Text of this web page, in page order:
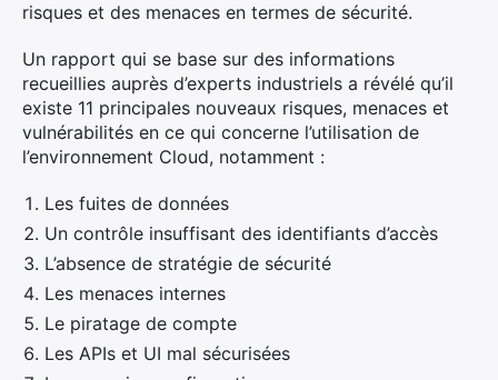
risques et des menaces en termes de sécurité.
Un rapport qui se base sur des informations
recueillies auprès d’experts industriels a révélé qu’il
existe 11 principales nouveaux risques, menaces et
vulnérabilités en ce qui concerne l’utilisation de
l’environnement Cloud, notamment :
Les fuites de données
Un contrôle insuffisant des identifiants d’accès
L’absence de stratégie de sécurité
Les menaces internes
Le piratage de compte
Les APIs et UI mal sécurisées